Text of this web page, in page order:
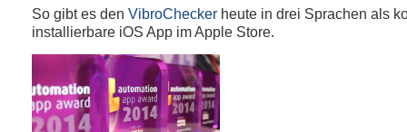
So gibt es den VibroChecker heute in drei Sprachen als
installierbare iOS App im Apple Store.